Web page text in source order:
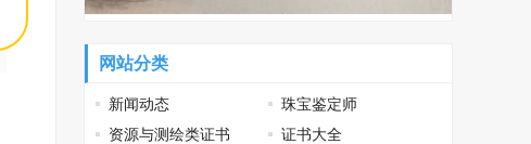
网站分类
新闻动态
珠宝鉴定师
资源与测绘类证书
证书大全